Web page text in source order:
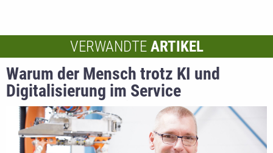
VERWANDTE ARTIKEL
Warum der Mensch trotz KI und
Digitalisierung im Service
unverzichtbar bleibt